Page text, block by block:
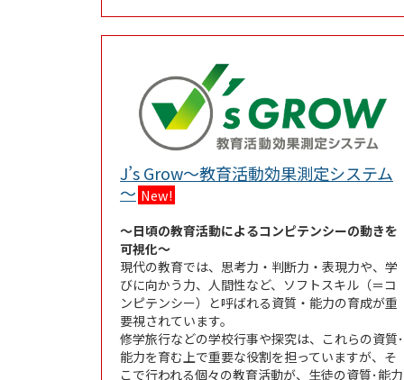
J’s Grow～教育活動効果測定システム
～Link Opens in New Tab
New!
～日頃の教育活動によるコンピテンシーの動きを
可視化～
現代の教育では、思考力・判断力・表現力や、学
びに向かう力、人間性など、ソフトスキル（＝コ
ンピテンシー）と呼ばれる資質・能力の育成が重
要視されています。
修学旅行などの学校行事や探究は、これらの資質･
能力を育む上で重要な役割を担っていますが、そ
こで行われる個々の教育活動が、生徒の資質･能力